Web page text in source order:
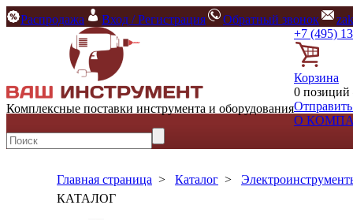
Распродажа Вход / Регистрация Обратный звонок
Комплексные поставки инструмента и оборудования
+7 (495)
Корзина
0 позиций
Отправить
О
Главная страница > Каталог >
КАТАЛОГ